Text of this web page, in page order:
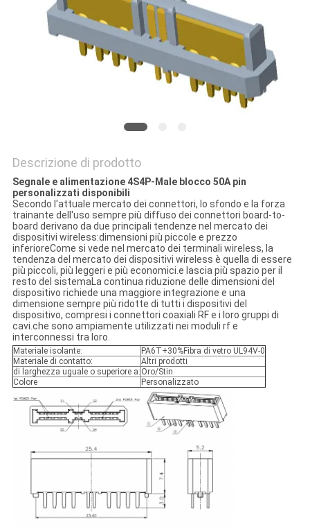
POLICY
Descrizione di prodotto
Segnale e alimentazione 4S4P-Male blocco 50A pin
personalizzati disponibili
Secondo l'attuale mercato dei connettori, lo sfondo e la forza
trainante dell'uso sempre più diffuso dei connettori board-to-
board derivano da due principali tendenze nel mercato dei
dispositivi wireless:dimensioni più piccole e prezzo
inferioreCome si vede nel mercato dei terminali wireless, la
tendenza del mercato dei dispositivi wireless è quella di essere
più piccoli, più leggeri e più economici.e lascia più spazio per il
resto del sistemaLa continua riduzione delle dimensioni del
dispositivo richiede una maggiore integrazione e una
dimensione sempre più ridotte di tutti i dispositivi del
dispositivo, compresi i connettori coaxiali RF e i loro gruppi di
cavi.che sono ampiamente utilizzati nei moduli rf e
interconnessi tra loro.
Materiale isolante:
PA6T+30%Fibra di vetro UL94V-0
Materiale di contatto:
Altri prodotti
di larghezza uguale o superiore a: Oro/Stin
Colore
Personalizzato